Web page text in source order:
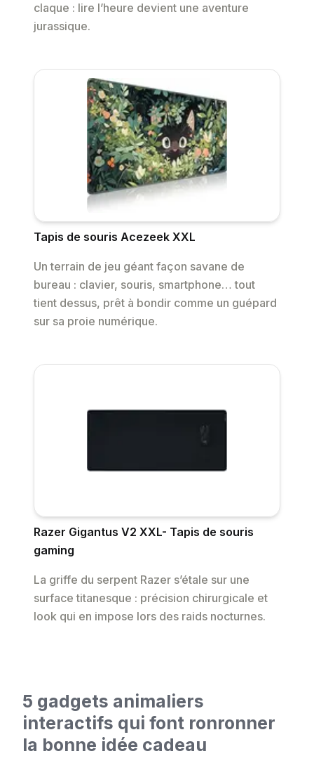
claque : lire l’heure devient une aventure
jurassique.
Tapis de souris Acezeek XXL
Un terrain de jeu géant façon savane de
bureau : clavier, souris, smartphone… tout
tient dessus, prêt à bondir comme un guépard
sur sa proie numérique.
Razer Gigantus V2 XXL- Tapis de souris
gaming
La griffe du serpent Razer s’étale sur une
surface titanesque : précision chirurgicale et
look qui en impose lors des raids nocturnes.
5 gadgets animaliers
interactifs qui font ronronner
la bonne idée cadeau